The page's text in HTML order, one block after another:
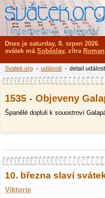
1535 - Objeveny
Španělé dopluli k souostroví
10. března slaví
Viktorie
Dnes je saturday, 8. srpen 2026
svátek má Soběslav, zítra Roman
Svatek.org - události - detail